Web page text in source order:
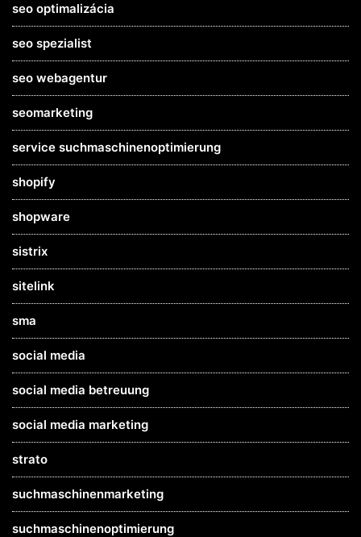
seo optimalizácia
seo spezialist
seo webagentur
seomarketing
service suchmaschinenoptimierung
shopify
shopware
sistrix
sitelink
sma
social media
social media betreuung
social media marketing
strato
suchmaschinenmarketing
suchmaschinenoptimierung